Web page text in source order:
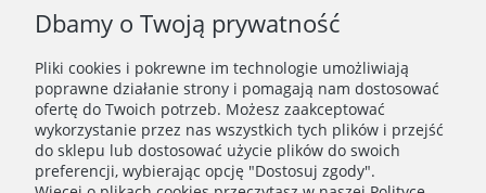
WAŻNE INFORMACJE
POLECANE STRONY
Dbamy o Twoją prywatność
Pliki cookies i pokrewne im technologie umożliwiają
poprawne działanie strony i pomagają nam dostosować
ofertę do Twoich potrzeb. Możesz zaakceptować
wykorzystanie przez nas wszystkich tych plików i przejść
do sklepu lub dostosować użycie plików do swoich
preferencji, wybierając opcję "Dostosuj zgody".